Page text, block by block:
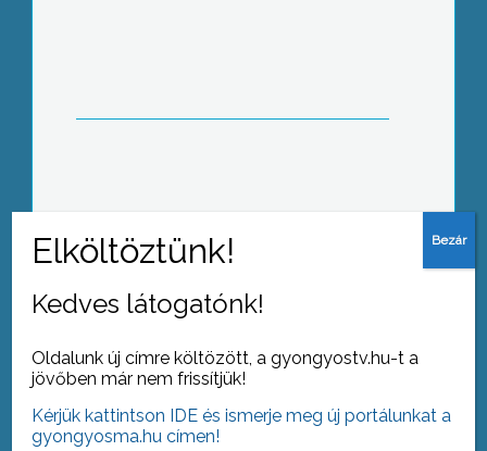
önkormányzat éves
közmeghallgatása
Tizenhat parancsnokság 100
munkatársa mérte össze sítudását az
első magyar tűzoltó síversenyen
Kedves látogatónk!
Oldalunk új címre költözött, a gyongyostv.hu-t a
jövőben már nem frissítjük!
Kérjük kattintson IDE és ismerje meg új portálunkat a
gyongyosma.hu címen!